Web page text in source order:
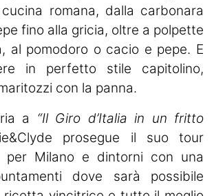
romana, dalla carbonara
fino alla gricia, oltre a polpette
al pomodoro o cacio e pepe. E
in perfetto stile capitolino,
con la panna.
a “Il Giro d’Italia in un fritto
prosegue il suo tour
per Milano e dintorni con una
dove sarà possibile